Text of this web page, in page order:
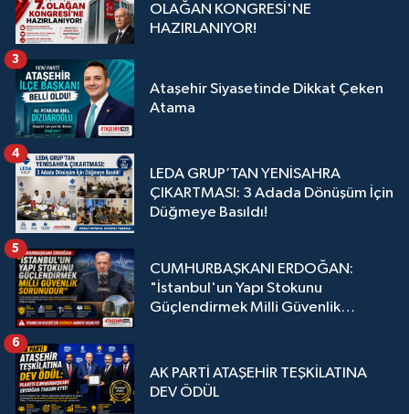
OLAĞAN KONGRESİ'NE
HAZIRLANIYOR!
Ataşehir Siyasetinde Dikkat Çeken
Atama
3
LEDA GRUP’TAN YENİSAHRA
ÇIKARTMASI: 3 Adada Dönüşüm İçin
Düğmeye Basıldı!
4
CUMHURBAŞKANI ERDOĞAN:
"İstanbul'un Yapı Stokunu
Güçlendirmek Milli Güvenlik
5
AK PARTİ ATAŞEHİR TEŞKİLATINA
DEV ÖDÜL
6